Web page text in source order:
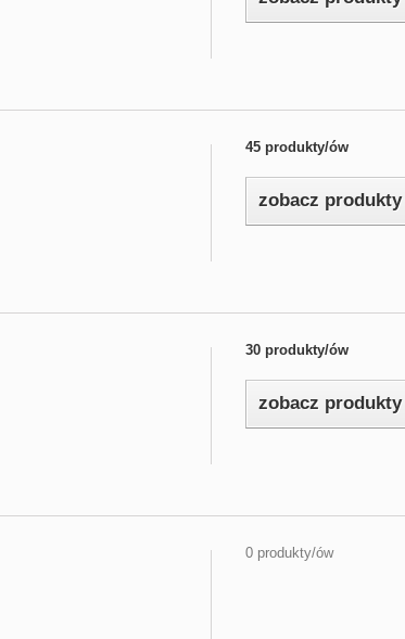
45 produkty/ów
zobacz produkty
30 produkty/ów
zobacz produkty
0 produkty/ów